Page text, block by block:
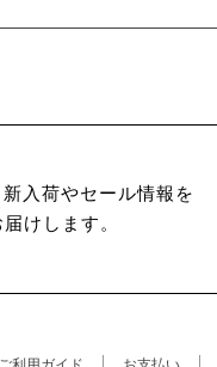
入荷やセール情報を
けします。